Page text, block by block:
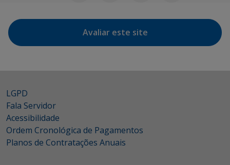
Avaliar este site
LGPD
Fala Servidor
Acessibilidade
Ordem Cronológica de Pagamentos
Planos de Contratações Anuais